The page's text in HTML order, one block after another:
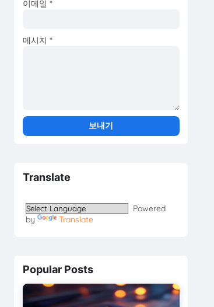
이메일 *
메시지 *
Translate
Powered
by
Translate
Popular Posts